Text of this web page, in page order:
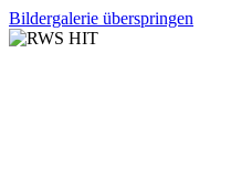
Bildergalerie überspringen